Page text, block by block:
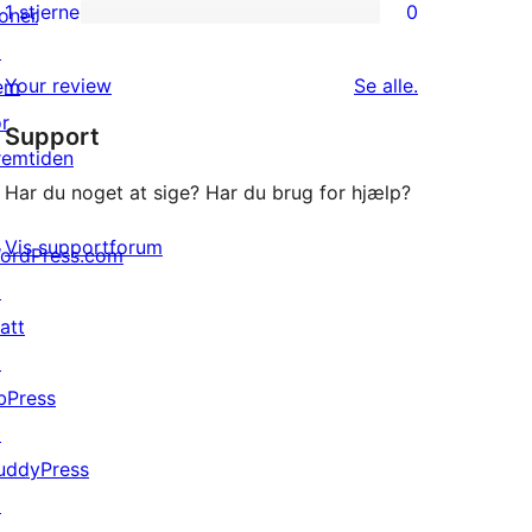
2-
anmeldelser
0
stjernet
anmeldelser
1 stjerne 0
Your review Se alleanmeldelser
.
Support
Har du noget at sige? Har du brug for hjælp?
Vis supportforum